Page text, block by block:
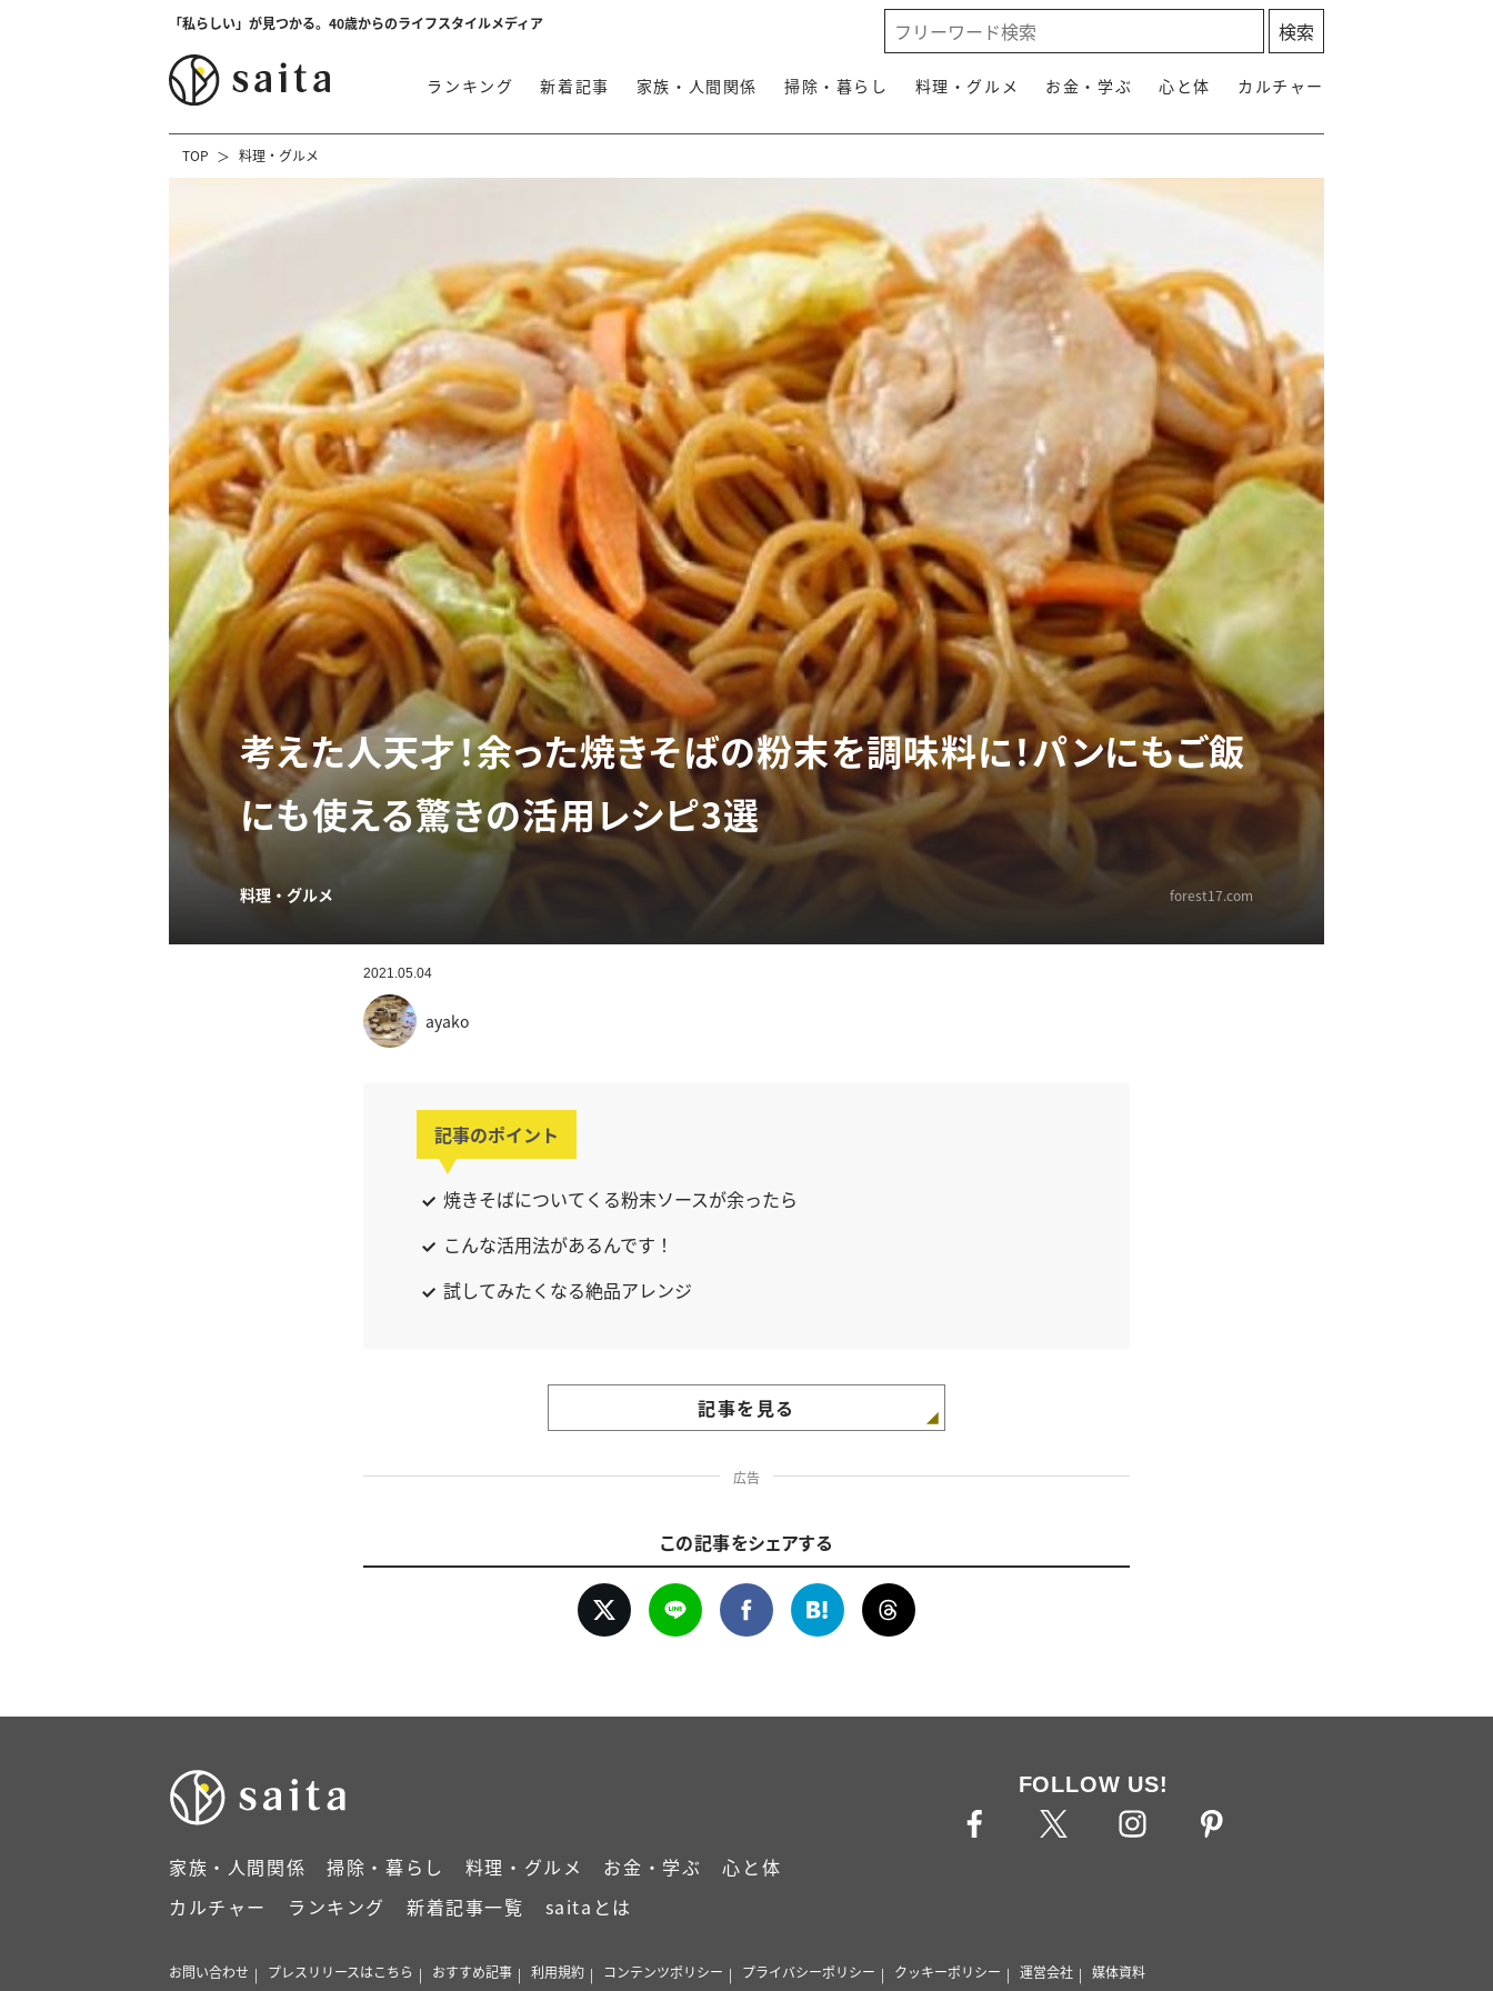
「私らしい」が見つかる。40歳からのライフスタイルメディア
ランキング 新着記事 家族・人間関係 掃除・暮らし 料理・グルメ お金・学ぶ 心と体 カルチャー
TOP 料理・グルメ
考えた人天才！余った焼きそばの粉末を調味料に！パンにもご飯
にも使える驚きの活用レシピ3選
料理・グルメ forest17.com
2021.05.04
ayako
記事のポイント
焼きそばについてくる粉末ソースが余ったら
こんな活用法があるんです！
試してみたくなる絶品アレンジ
記事を見る
広告
この記事をシェアする
家族・人間関係 掃除・暮らし 料理・グルメ お金・学ぶ
心と体
カルチャー
ランキング 新着記事一覧 saitaとは
FOLLOW US!
お問い合わせ プレスリリースはこちら おすすめ記事 利用規約 コンテンツポリシー プライバシーポリシー クッキーポリシー 運営会社 媒体資料